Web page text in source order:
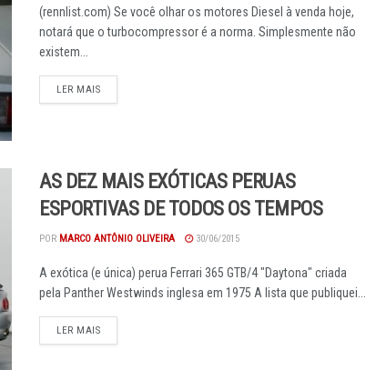
(rennlist.com) Se você olhar os motores Diesel à venda hoje,
notará que o turbocompressor é a norma. Simplesmente não
existem...
LER MAISDETAILS
AS DEZ MAIS EXÓTICAS PERUAS
ESPORTIVAS DE TODOS OS TEMPOS
POR MARCO ANTÔNIO OLIVEIRA 30/06/2015
A exótica (e única) perua Ferrari 365 GTB/4 "Daytona" criada
pela Panther Westwinds inglesa em 1975 A lista que publiquei...
LER MAISDETAILS